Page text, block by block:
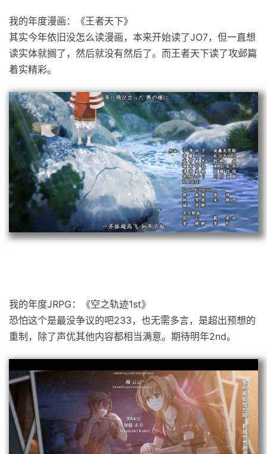
我的年度漫画：《王者天下》
其实今年依旧没怎么读漫画，本来开始读了JO7，但一直想
读实体就搁了，然后就没有然后了。而王者天下读了攻邺篇
着实精彩。
我的年度JRPG：《空之轨迹1st》
恐怕这个是最没争议的吧233，也无需多言，是超出预想的
重制，除了声优其他内容都相当满意。期待明年2nd。